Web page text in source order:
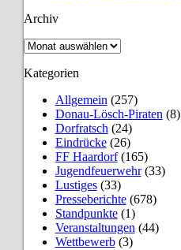
Archiv
Archiv
Kategorien
Allgemein (257)
Donau-Lösch-Piraten (8)
Dorfratsch (24)
Eindrücke(26)
FF Haardorf(165)
Jugendfeuerwehr(33)
Lustiges(33)
Presseberichte(678)
Standpunkte(1)
Veranstaltungen (44)
Wettbewerb(3)